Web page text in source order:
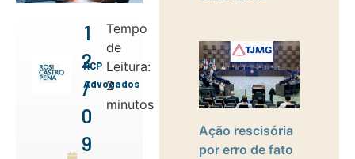
RCP
Advogados
1
2
/
0
9
Tempo
de
Leitura:
2
minutos
Ação rescisória
por erro de fato